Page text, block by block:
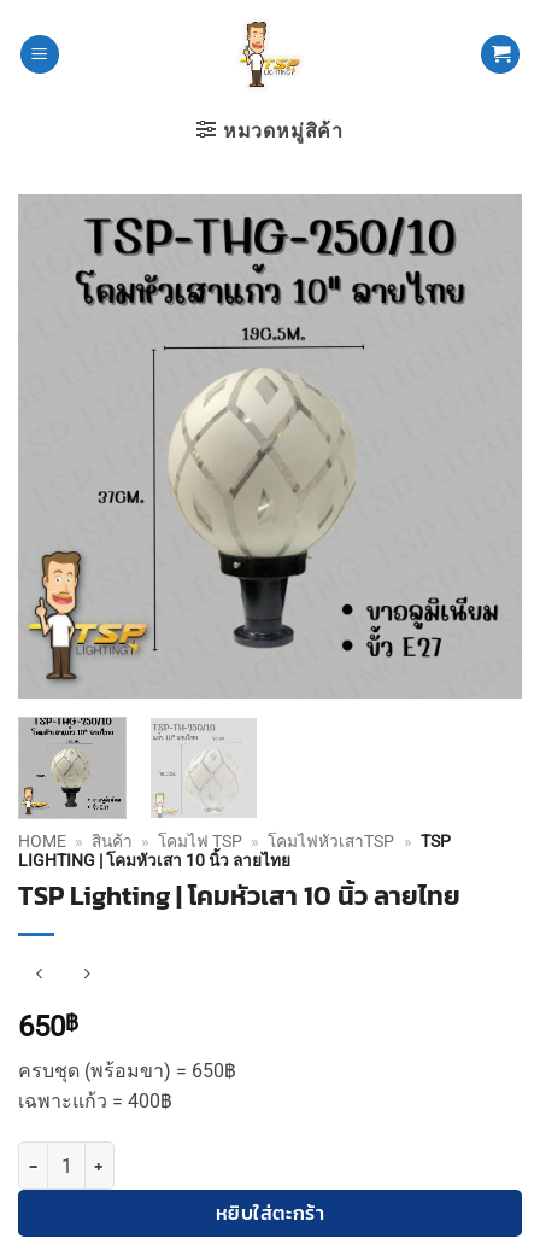
หมวดหมู่สิค้า
HOME » สินค้า » โคมไฟ TSP » โคมไฟหัวเสาTSP » TSP
LIGHTING | โคมหัวเสา 10 นิ้ว ลายไทย
TSP Lighting | โคมหัวเสา 10 นิ้ว ลายไทย
650฿
ครบชุด (พร้อมขา) = 650฿
เฉพาะแก้ว = 400฿
จำนวน TSP Lighting | โคมหัวเสา 10 นิ้ว ลายไทย ชิ้น
หยิบใส่ตะกร้า